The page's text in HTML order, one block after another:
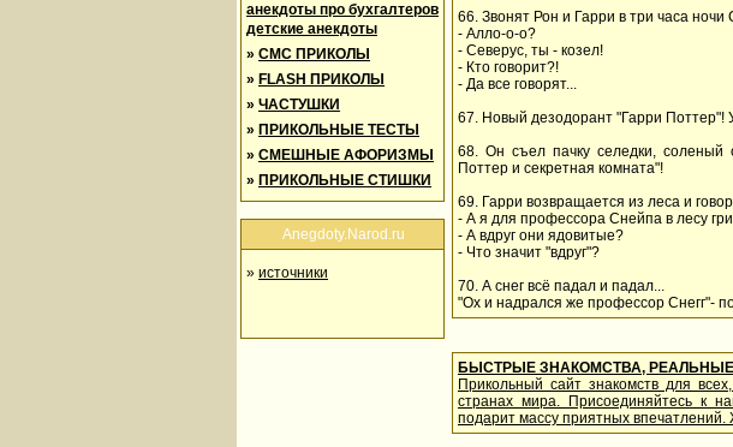
анекдоты про бухгалтеров
детские анекдоты
» СМС ПРИКОЛЫ
» FLASH ПРИКОЛЫ
» ЧАСТУШКИ
» ПРИКОЛЬНЫЕ ТЕСТЫ
» СМЕШНЫЕ АФОРИЗМЫ
» ПРИКОЛЬНЫЕ СТИШКИ
Anegdoty.Narod.ru
» источники
66. Звонят Рон и Гарри в три часа
- Алло-о-о?
- Северус, ты - козел!
- Кто говорит?!
- Да все говорят...
67. Новый дезодорант "Гарри Поттер"!
68. Он съел пачку селедки, соленый
Поттер и секретная комната"!
69. Гарри возвращается из леса и
- А я для профессора Снейпа в лесу
- А вдруг они ядовитые?
- Что значит "вдруг"?
70. А снег всё падал и падал...
"Ох и надрался же профессор Снегг"-
БЫСТРЫЕ ЗНАКОМСТВА,
Прикольный сайт знакомств для
странах мира. Присоединяйтесь к
подарит массу приятных